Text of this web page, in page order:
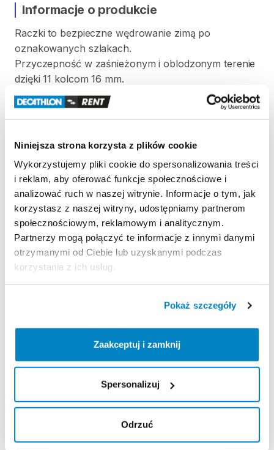
Niniejsza strona korzysta z plików cookie
Wykorzystujemy pliki cookie do spersonalizowania treści
i reklam, aby oferować funkcje społecznościowe i
analizować ruch w naszej witrynie. Informacje o tym, jak
korzystasz z naszej witryny, udostępniamy partnerom
społecznościowym, reklamowym i analitycznym.
Partnerzy mogą połączyć te informacje z innymi danymi
otrzymanymi od Ciebie lub uzyskanymi podczas
korzystania z ich usług.
Pokaż szczegóły
Zaakceptuj i zamknij
Spersonalizuj
Odrzuć
Informacje o produkcie
Raczki to bezpieczne wędrowanie zimą po
oznakowanych szlakach.
Przyczepność w zaśnieżonym i oblodzonym terenie
dzięki 11 kolcom 16 mm.
Certyfikacja środków
(ŚOI)
normami
zharmonizowanymi są zgodne
indywidualnej.
Uwaga: nie nadają się do chodzenia po lodowcach
zaśnieżonych korytarzach śnieżnych
gdzie
wymagane są raki górskie (norma NF
Strona produktu w sklepie
Regulamin wypożyczalni
KAUCJA